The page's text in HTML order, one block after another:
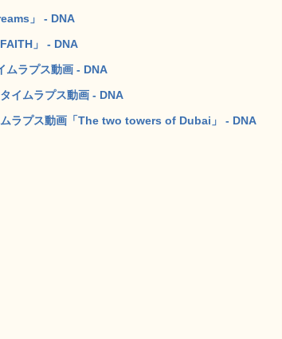
」 - DNA
」 - DNA
ムラプス動画 - DNA
イムラプス動画 - DNA
ラプス動画「The two towers of Dubai」 - DNA